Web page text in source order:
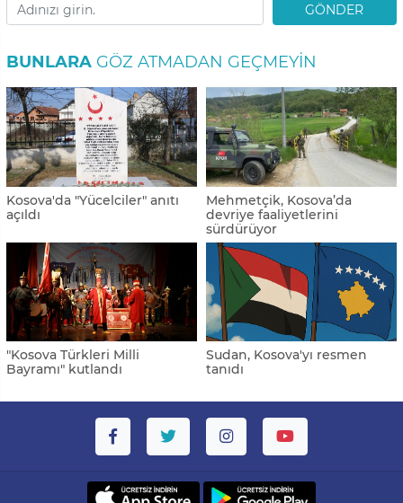
GÖNDER
BUNLARA GÖZ ATMADAN GEÇMEYIN
Kosova'da "Yücelciler" anıtı
açıldı
Mehmetçik, Kosova’da
devriye faaliyetlerini
sürdürüyor
"Kosova Türkleri Milli
Bayramı" kutlandı
Sudan, Kosova'yı resmen
tanıdı